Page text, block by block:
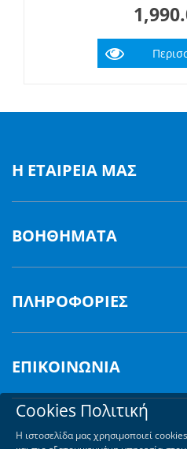
Η ΕΤΑΙΡΕΊΑ ΜΑΣ
ΒΟΗΘΉΜΑΤΑ
ΠΛΗΡΟΦΟΡΊΕΣ
ΕΠΙΚΟΙΝΩΝΊΑ
Cookies Πολιτική
Η ιστοσελίδα μας χρησιμοποιεί